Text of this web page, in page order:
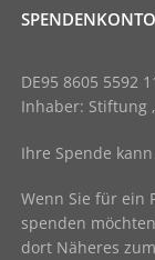
SPENDENKONTO
DE95 8605 5592
Inhaber: Stiftung
Ihre Spende
Wenn Sie für ein
spenden
dort Näheres